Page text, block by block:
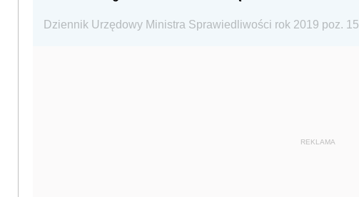
Dziennik Urzędowy Ministra Sprawiedliwości rok 2019 poz. 15
REKLAMA